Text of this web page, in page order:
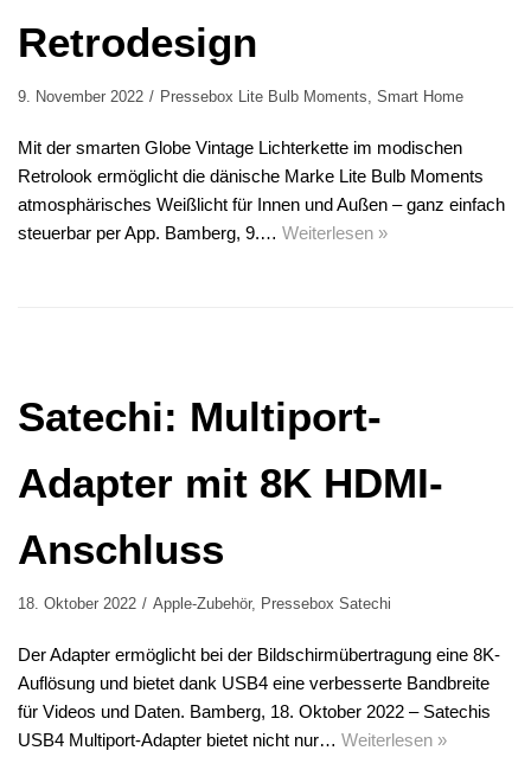
Retrodesign
9. November 2022 Pressebox Lite Bulb Moments Smart Home
Mit der smarten Globe Vintage Lichterkette im modischen
Retrolook ermöglicht die dänische Marke Lite Bulb Moments
atmosphärisches Weißlicht für Innen und Außen – ganz einfach
steuerbar per App. Bamberg, 9.… Weiterlesen »
Satechi: Multiport-
Adapter mit 8K HDMI-
Anschluss
18. Oktober 2022 Apple-Zubehör, Pressebox Satechi
Der Adapter ermöglicht bei der Bildschirmübertragung eine 8K-
Auflösung und bietet dank USB4 eine verbesserte Bandbreite
für Videos und Daten. Bamberg, 18. Oktober 2022 – Satechis
USB4 Multiport-Adapter bietet nicht nur… Weiterlesen »